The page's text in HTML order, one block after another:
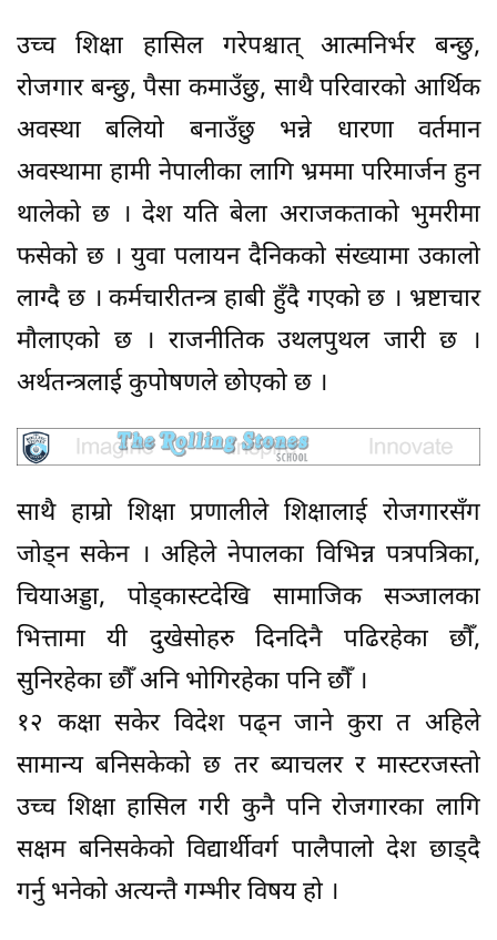
उच्च शिक्षा हासिल गरेपश्चात् आत्मनिर्भर बन्छु,
रोजगार बन्छु, पैसा कमाउँछु, साथै परिवारको आर्थिक
अवस्था बलियो बनाउँछु भन्ने धारणा वर्तमान
अवस्थामा हामी नेपालीका लागि भ्रममा परिमार्जन हुन
थालेको छ । देश यति बेला अराजकताको भुमरीमा
फसेको छ । युवा पलायन दैनिकको संख्यामा उकालो
लाग्दै छ । कर्मचारीतन्त्र हाबी हुँदै गएको छ । भ्रष्टाचार
मौलाएको छ । राजनीतिक उथलपुथल जारी छ ।
अर्थतन्त्रलाई कुपोषणले छोएको छ ।
साथै हाम्रो शिक्षा प्रणालीले शिक्षालाई रोजगारसँग
जोड्न सकेन । अहिले नेपालका विभिन्न पत्रपत्रिका,
चियाअड्डा, पोड्कास्टदेखि सामाजिक सञ्जालका
भित्तामा यी दुखेसोहरु दिनदिनै पढिरहेका छौँ,
सुनिरहेका छौँ अनि भोगिरहेका पनि छौँ ।
१२ कक्षा सकेर विदेश पढ्न जाने कुरा त अहिले
सामान्य बनिसकेको छ तर ब्याचलर र मास्टरजस्तो
उच्च शिक्षा हासिल गरी कुनै पनि रोजगारका लागि
सक्षम बनिसकेको विद्यार्थीवर्ग पालैपालो देश छाड्दै
गर्नु भनेको अत्यन्तै गम्भीर विषय हो ।